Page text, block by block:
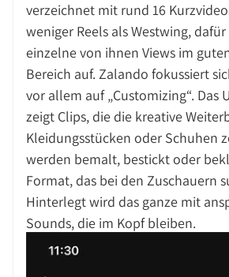
verzeichnet mit rund 16
weniger Reels als Westwing,
einzelne von ihnen Views im
Bereich auf. Zalando fokussiert
vor allem auf „Customizing“. Das
zeigt Clips, die die kreative
Kleidungsstücken oder Schuhen
werden bemalt, bestickt oder
Format, das bei den Zuschauern
Hinterlegt wird das ganze mit
Sounds, die im Kopf bleiben.